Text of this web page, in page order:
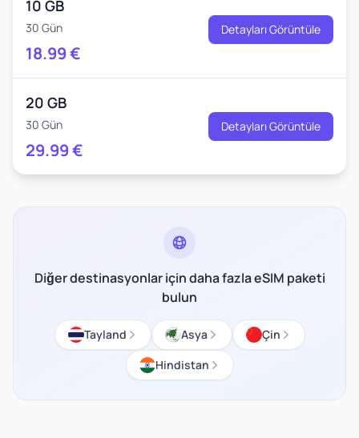
10 GB
30 Gün
18.99€
Detayları Görüntüle
20 GB
30 Gün
29.99€
Detayları Görüntüle
Diğer destinasyonlar için daha fazla eSIM paketi
bulun
Tayland Asya
Çin
Hindistan